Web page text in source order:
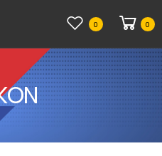
0 0